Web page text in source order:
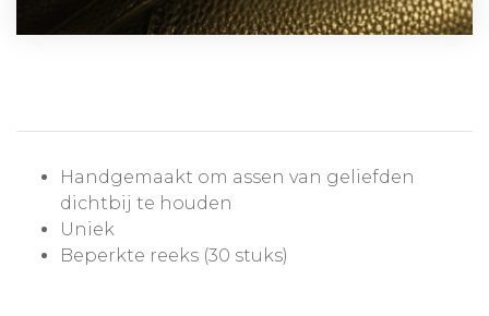
Handgemaakt om assen van geliefden
dichtbij te houden
Uniek
Beperkte reeks (30 stuks)